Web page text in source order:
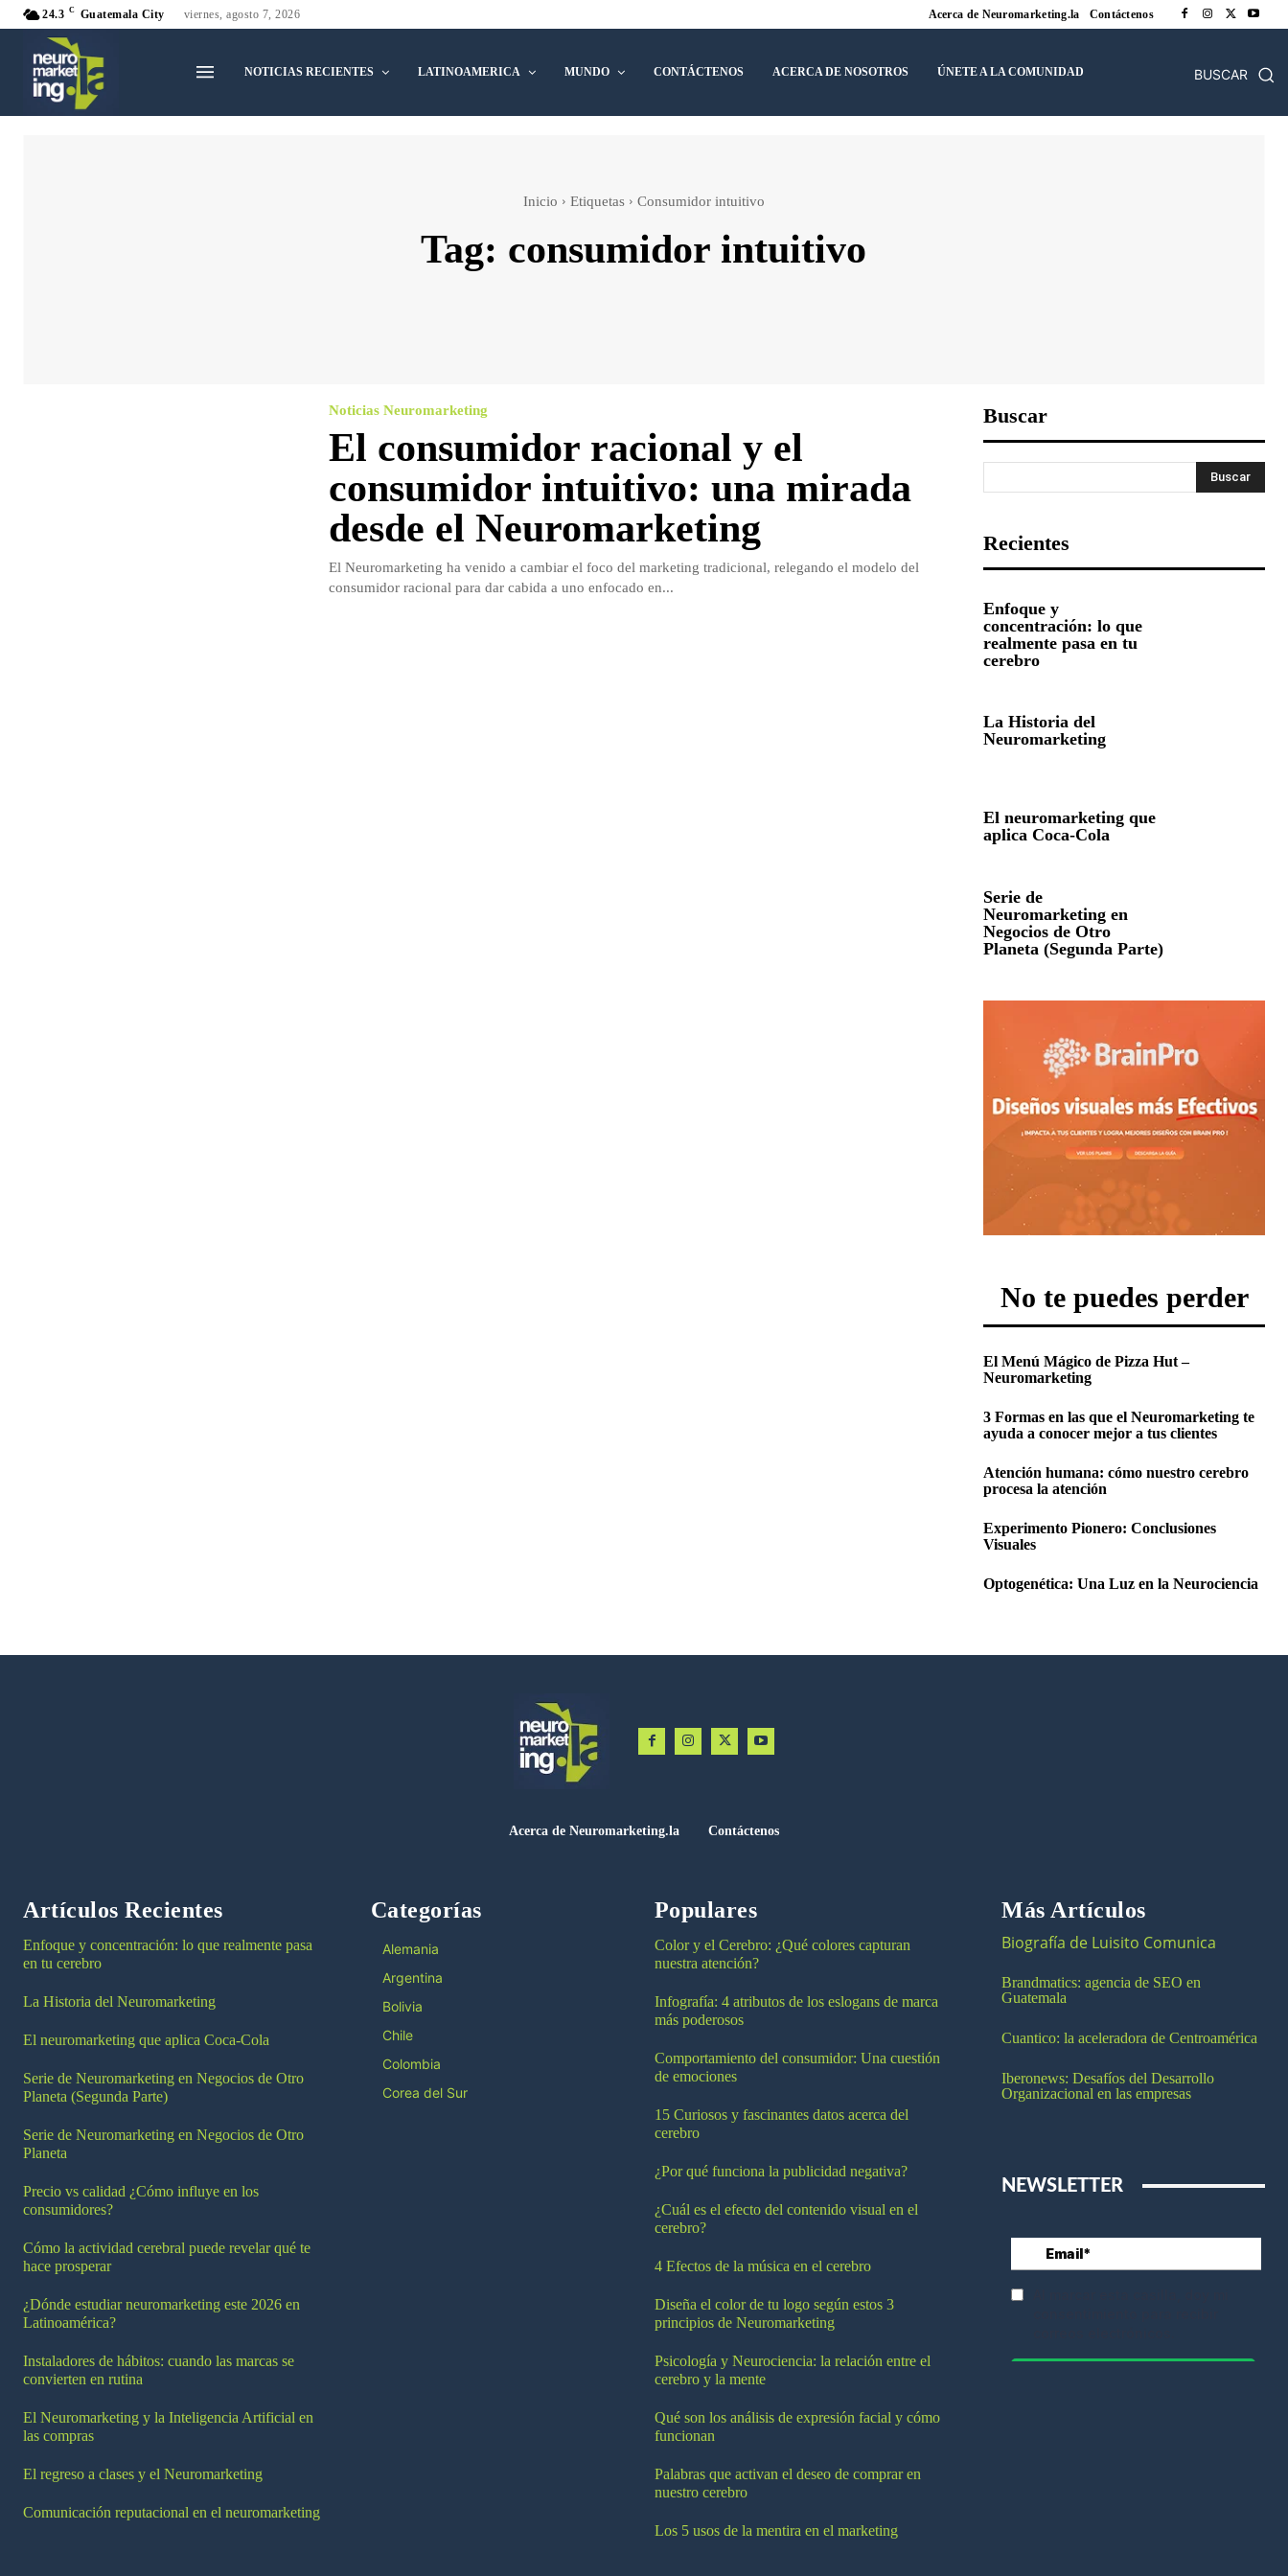
24.3 C Guatemala City viernes, agosto 7, 2026 Acerca de Neuromarketing.la Contáctenos
NOTICIAS RECIENTES LATINOAMERICA MUNDO CONTÁCTENOS ACERCA DE NOSOTROS ÚNETE A LA COMUNIDAD BUSCAR
Inicio Etiquetas Consumidor intuitivo
Tag: consumidor intuitivo
Noticias Neuromarketing
El consumidor racional y el
consumidor intuitivo: una mirada
desde el Neuromarketing
El Neuromarketing ha venido a cambiar el foco del marketing tradicional, relegando el modelo del
consumidor racional para dar cabida a uno enfocado en...
Buscar
Buscar
Recientes
Enfoque y
concentración: lo que
realmente pasa en tu
cerebro
La Historia del
Neuromarketing
El neuromarketing que
aplica Coca-Cola
Serie de
Neuromarketing en
Negocios de Otro
Planeta (Segunda Parte)
No te puedes perder
El Menú Mágico de Pizza Hut –
Neuromarketing
3 Formas en las que el Neuromarketing te
ayuda a conocer mejor a tus clientes
Atención humana: cómo nuestro cerebro
procesa la atención
Experimento Pionero: Conclusiones
Visuales
Optogenética: Una Luz en la Neurociencia
Acerca de Neuromarketing.la Contáctenos
Artículos Recientes
Enfoque y concentración: lo que realmente pasa
en tu cerebro
La Historia del Neuromarketing
El neuromarketing que aplica Coca-Cola
Serie de Neuromarketing en Negocios de Otro
Planeta (Segunda Parte)
Serie de Neuromarketing en Negocios de Otro
Planeta
Precio vs calidad ¿Cómo influye en los
consumidores?
Cómo la actividad cerebral puede revelar qué te
hace prosperar
¿Dónde estudiar neuromarketing este 2026 en
Latinoamérica?
Instaladores de hábitos: cuando las marcas se
convierten en rutina
El Neuromarketing y la Inteligencia Artificial en
las compras
El regreso a clases y el Neuromarketing
Comunicación reputacional en el neuromarketing
Categorías
Alemania
Argentina
Bolivia
Chile
Colombia
Corea del Sur
Populares
Color y el Cerebro: ¿Qué colores capturan
nuestra atención?
Infografía: 4 atributos de los eslogans de marca
más poderosos
Comportamiento del consumidor: Una cuestión
de emociones
15 Curiosos y fascinantes datos acerca del
cerebro
¿Por qué funciona la publicidad negativa?
¿Cuál es el efecto del contenido visual en el
cerebro?
4 Efectos de la música en el cerebro
Diseña el color de tu logo según estos 3
principios de Neuromarketing
Psicología y Neurociencia: la relación entre el
cerebro y la mente
Qué son los análisis de expresión facial y cómo
funcionan
Palabras que activan el deseo de comprar en
nuestro cerebro
Los 5 usos de la mentira en el marketing
Más Artículos
Biografía de Luisito Comunica
Brandmatics: agencia de SEO en
Guatemala
Cuantico: la aceleradora de Centroamérica
Iberonews: Desafíos del Desarrollo
Organizacional en las empresas
NEWSLETTER